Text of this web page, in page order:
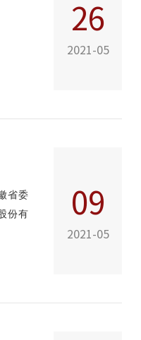
26
2021-05
省委
份有
09
2021-05